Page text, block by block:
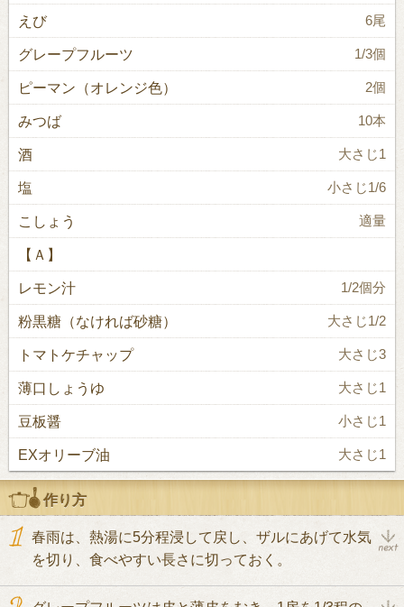
えび 6尾
グレープフルーツ 1/3個
ピーマン（オレンジ色） 2個
みつば 10本
酒 大さじ1
塩 小さじ1/6
こしょう 適量
【Ａ】
レモン汁 1/2個分
粉黒糖（なければ砂糖） 大さじ1/2
トマトケチャップ 大さじ3
薄口しょうゆ 大さじ1
豆板醤 小さじ1
EXオリーブ油 大さじ1
作り方
春雨は、熱湯に5分程浸して戻し、ザルにあげて水気
を切り、食べやすい長さに切っておく。